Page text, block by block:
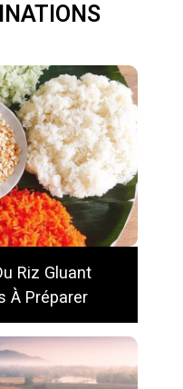
Riz Gluant
À Préparer